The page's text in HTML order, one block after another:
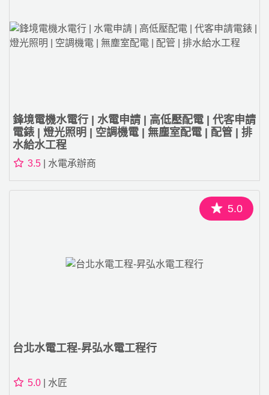
鋒境電機水電行 | 水電申請 | 高低壓配電 | 代客申請
電錶 | 燈光照明 | 空調機電 | 無塵室配電 | 配管 | 排
水給水工程
3.5 | 水電承辦商
5.0
台北水電工程-昇弘水電工程行
5.0 | 水匠